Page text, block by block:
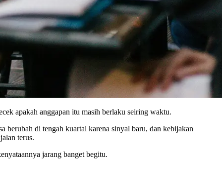
apakah anggapan itu masih berlaku seiring waktu.
berubah di tengah kuartal karena sinyal baru, dan kebijakan
terus.
jarang banget begitu.